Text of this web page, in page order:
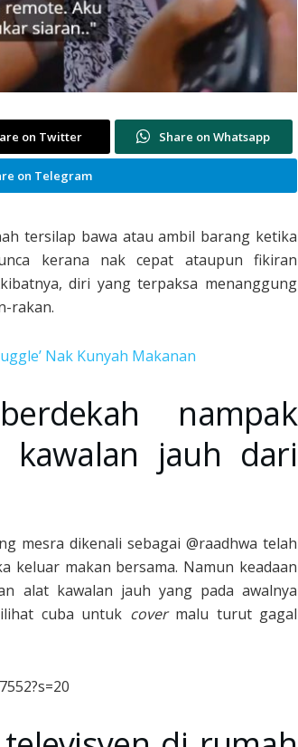
on Twitter Share on Whatsapp
on Telegram
tersilap bawa atau ambil barang ketika
kerana nak cepat ataupun fikiran
diri yang terpaksa menanggung
rakan.
Nak Kunyah Makanan
nampak
jauh dari
mesra dikenali sebagai @raadhwa telah
keluar makan bersama. Namun keadaan
alat kawalan jauh yang pada awalnya
cuba untuk covermalu turut gagal